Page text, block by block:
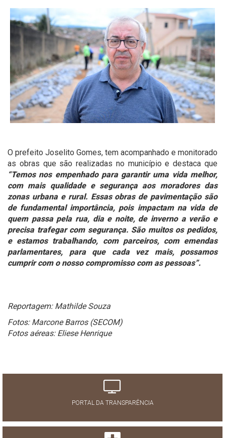
O prefeito Joselito Gomes, tem acompanhado e monitorado
as obras que são realizadas no município e destaca que
“Temos nos empenhado para garantir uma vida melhor,
com mais qualidade e segurança aos moradores das
zonas urbana e rural. Essas obras de pavimentação são
de fundamental importância, pois impactam na vida de
quem passa pela rua, dia e noite, de inverno a verão e
precisa trafegar com segurança. São muitos os pedidos,
e estamos trabalhando, com parceiros, com emendas
parlamentares, para que cada vez mais, possamos
cumprir com o nosso compromisso com as pessoas”.
Reportagem: Mathilde Souza
Fotos: Marcone Barros (SECOM)
Fotos aéreas: Eliese Henrique
PORTAL DA TRANSPARÊNCIA